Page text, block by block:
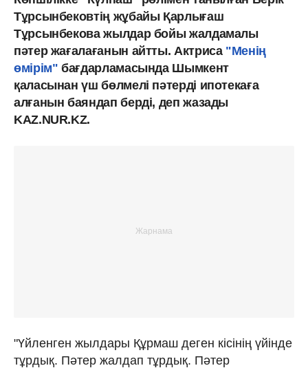
Тұрсынбековтің жұбайы Қарлығаш
Тұрсынбекова жылдар бойы жалдамалы
пәтер жағалағанын айтты. Актриса "Менің
өмірім"бағдарламасында Шымкент
қаласынан үш бөлмелі пәтерді ипотекаға
алғанын баяндап берді, деп жазады
KAZ.NUR.KZ.
"Үйленген жылдары Құрмаш деген кісінің үйінде
тұрдық. Пәтер жалдап тұрдық. Пәтер